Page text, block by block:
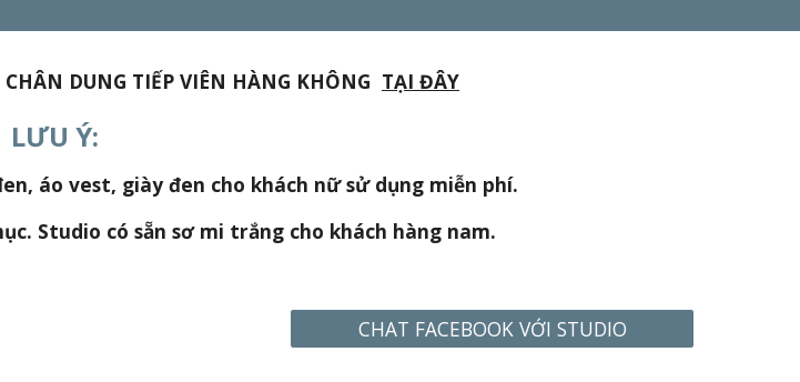
DUNG TIẾP VIÊN HÀNG KHÔNG TẠI ĐÂY
LƯU Ý:
áo vest, giày đen cho khách nữ sử dụng miễn phí.
Studio có sẵn sơ mi trắng cho khách hàng nam.
CHAT FACEBOOK VỚI STUDIO